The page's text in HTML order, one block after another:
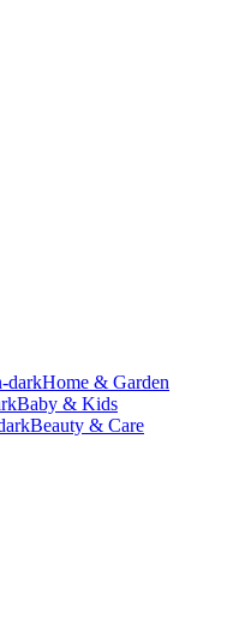
Home & Garden
Baby & Kids
Beauty & Care